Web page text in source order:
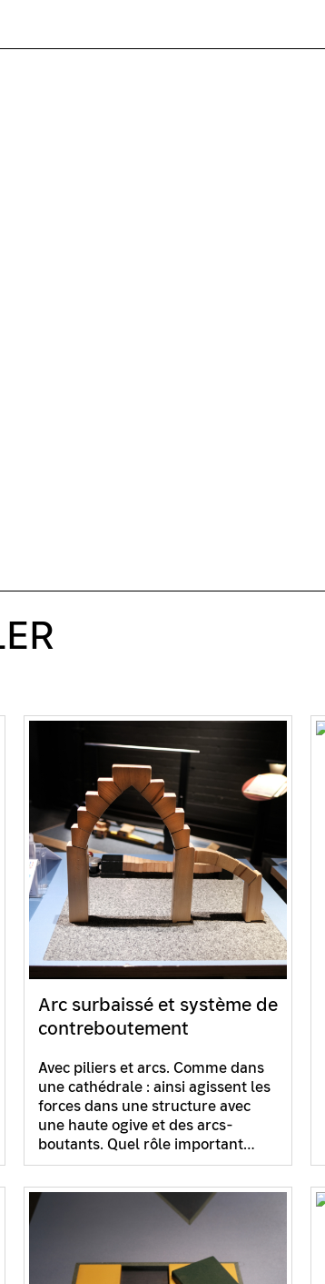
Arc surbaissé et système de
contreboutement
Avec piliers et arcs. Comme dans
une cathédrale : ainsi agissent les
forces dans une structure avec
une haute ogive et des arcs-
boutants. Quel rôle important…